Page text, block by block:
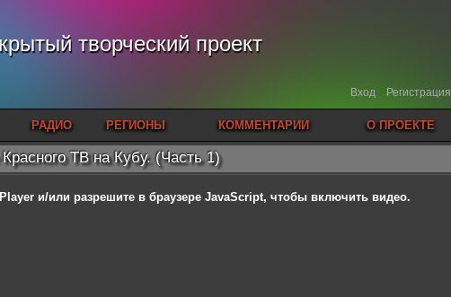
творческий проект
Вход Регистрация
РАДИО РЕГИОНЫ КОММЕНТАРИИ О ПРОЕКТЕ
ТВ на Кубу. (Часть 1)
и/или разрешите в браузере JavaScript, чтобы включить видео.